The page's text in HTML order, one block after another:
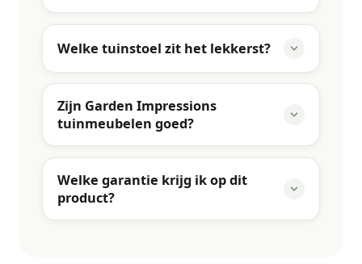
Welke tuinstoel zit het lekkerst?
Zijn Garden Impressions
tuinmeubelen goed?
Welke garantie krijg ik op dit
product?